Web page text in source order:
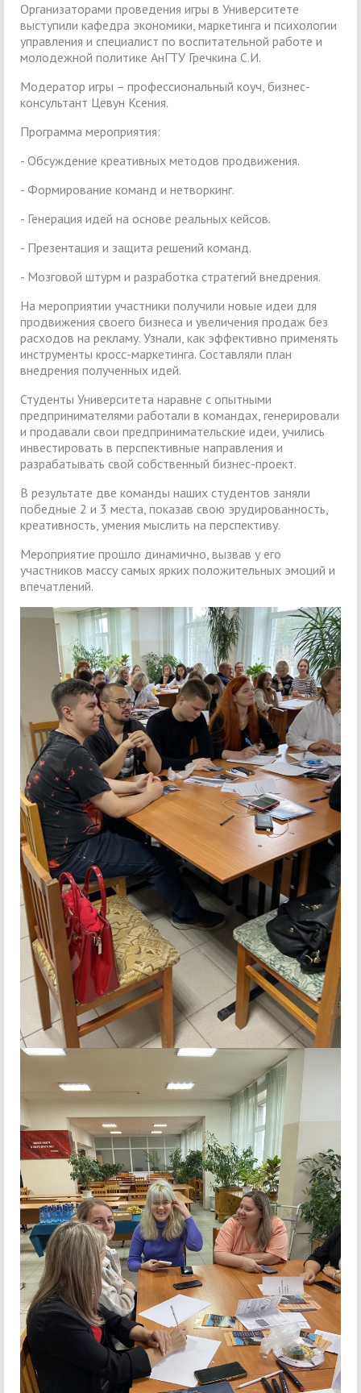
Организаторами проведения игры в Университете
выступили кафедра экономики, маркетинга и психологии
управления и специалист по воспитательной работе и
молодежной политике АнГТУ Гречкина С.И.
Модератор игры – профессиональный коуч, бизнес-
консультант Цевун Ксения.
Программа мероприятия:
- Обсуждение креативных методов продвижения.
- Формирование команд и нетворкинг.
- Генерация идей на основе реальных кейсов.
- Презентация и защита решений команд.
- Мозговой штурм и разработка стратегий внедрения.
На мероприятии участники получили новые идеи для
продвижения своего бизнеса и увеличения продаж без
расходов на рекламу. Узнали, как эффективно применять
инструменты кросс-маркетинга. Составляли план
внедрения полученных идей.
Студенты Университета наравне с опытными
предпринимателями работали в командах, генерировали
и продавали свои предпринимательские идеи, учились
инвестировать в перспективные направления и
разрабатывать свой собственный бизнес-проект.
В результате две команды наших студентов заняли
победные 2 и 3 места, показав свою эрудированность,
креативность, умения мыслить на перспективу.
Мероприятие прошло динамично, вызвав у его
участников массу самых ярких положительных эмоций и
впечатлений.